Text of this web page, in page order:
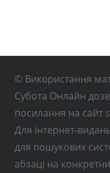
© Використання
Субота Онлайн
посилання на сайт
Для інтернет-
для пошукових
абзаці на